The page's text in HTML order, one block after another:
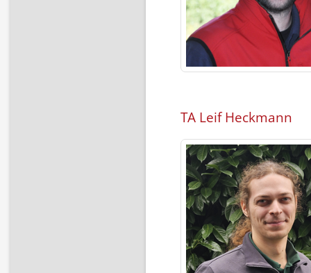
TA Leif Heckmann